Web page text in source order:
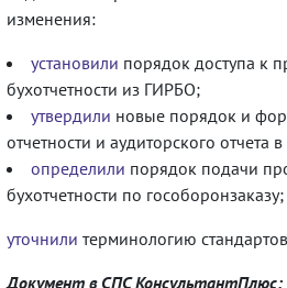
изменения:
установили порядок доступа к
бухотчетности из ГИРБО;
утвердили новые порядок и
отчетности и аудиторского отчета
определили порядок подачи
бухотчетности по гособоронзаказу;
уточнили терминологию
Документ в СПС КонсультантПлюс: